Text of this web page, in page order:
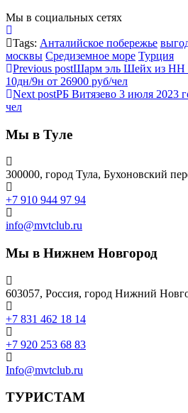
Мы в социальных сетях
Tags: Анталийское побережье
москвы Средиземное море Турция
Previous postШарм эль Шейх из НН
10дн/9н от 26900 руб/чел
Next postРБ Витязево 3 июля 2023
чел
Мы в Туле
300000, город Тула, Бухоновский
+7 910 944 97 94
info@mvtclub.ru
Мы в Нижнем Новгород
603057, Россия, город Нижний
+7 831 462 18 14
+7 920 253 68 83
Info@mvtclub.ru
ТУРИСТАМ